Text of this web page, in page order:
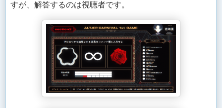
すが、解答するのは視聴者です。